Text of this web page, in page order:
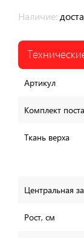
Наличие:
Артикул
Комплект
Ткань верха
Центральная
Рост, см